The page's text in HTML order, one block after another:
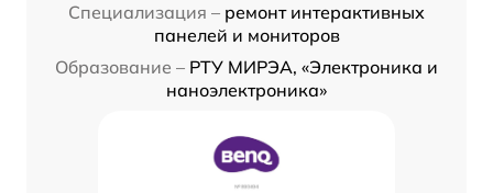
Специализация – ремонт интерактивных
панелей и мониторов
Образование – РТУ МИРЭА, «Электроника и
наноэлектроника»